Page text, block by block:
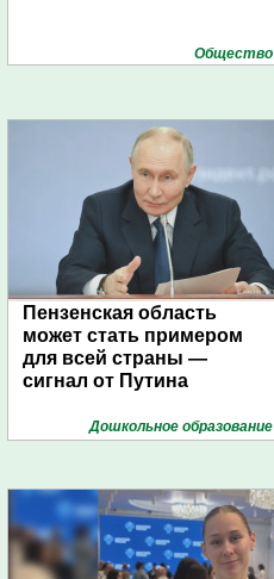
Общество
Пензенская область
может стать примером
для всей страны —
сигнал от Путина
Дошкольное образование